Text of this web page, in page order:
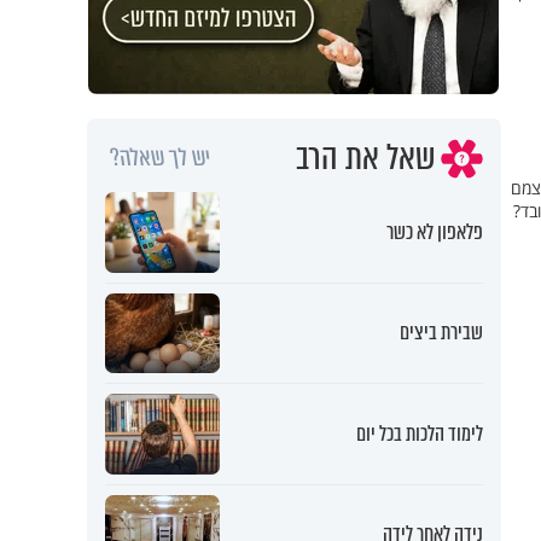
שאל את הרב יש לך שאלה?
פלאפון לא כשר
שבירת ביצים
לימוד הלכות בכל יום
נידה לאחר לידה